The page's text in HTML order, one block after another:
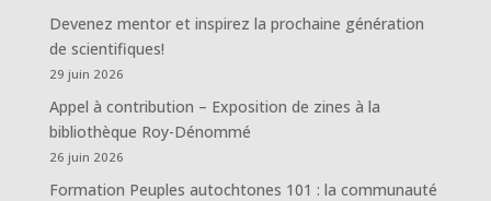
Devenez mentor et inspirez la prochaine génération
de scientifiques!
29 juin 2026
Appel à contribution – Exposition de zines à la
bibliothèque Roy-Dénommé
26 juin 2026
Formation Peuples autochtones 101 : la communauté